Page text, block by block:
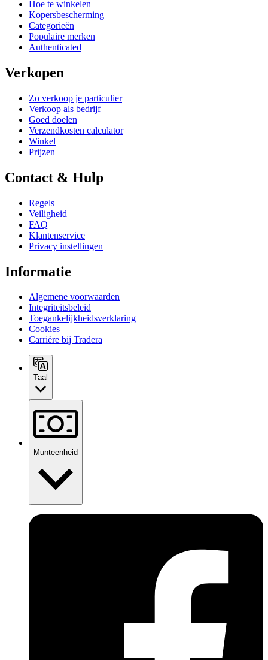
Hoe te winkelen
Kopersbescherming
Categorieën
Populaire merken
Authenticated
Verkopen
Zo verkoop je particulier
Verkoop als bedrijf
Goed doelen
Verzendkosten calculator
Winkel
Prijzen
Contact & Hulp
Regels
Veiligheid
FAQ
Klantenservice
Privacy instellingen
Informatie
Algemene voorwaarden
Integriteitsbeleid
Toegankelijkheidsverklaring
Cookies
Carrière bij Tradera
Taal
Munteenheid